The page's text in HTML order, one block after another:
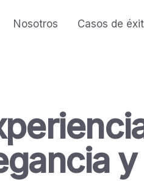
Nosotros Casos de